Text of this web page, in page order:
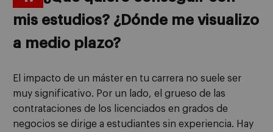
mis estudios? ¿Dónde me visualizo
a medio plazo?
El impacto de un máster en tu carrera no suele ser
muy significativo. Por un lado, el grueso de las
contrataciones de los licenciados en grados de
negocios se dirige a estudiantes sin experiencia. Hay